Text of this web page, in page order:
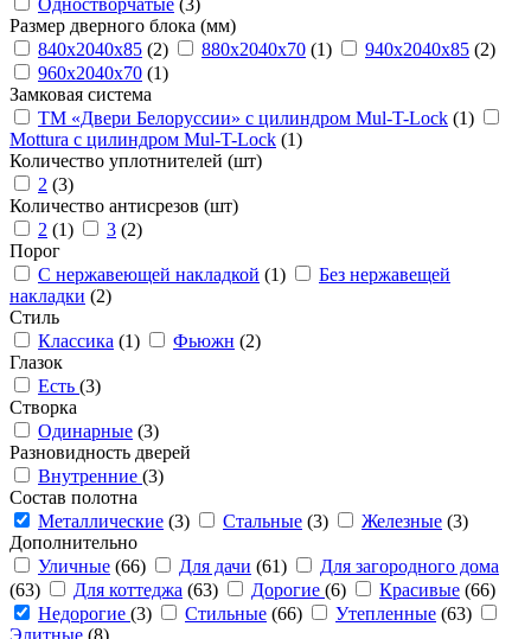
Одностворчатые (3)
Размер дверного блока (мм)
840x2040x85 (2) 880x2040x70 (1) 940x2040x85 (2)
960x2040x70 (1)
Замковая система
ТМ «Двери Белоруссии» с цилиндром Mul-T-Lock (1)
Mottura с цилиндром Mul-T-Lock (1)
Количество уплотнителей (шт)
2 (3)
Количество антисрезов (шт)
2 (1) 3 (2)
Порог
С нержавеющей накладкой (1)
Без нержавещей
накладки (2)
Стиль
Классика (1) Фьюжн (2)
Глазок
Есть (3)
Створка
Одинарные (3)
Разновидность дверей
Внутренние (3)
Состав полотна
Металлические (3) Стальные (3) Железные (3)
Дополнительно
Уличные (66) Для дачи (61)
Для загородного дома
(63)
Для коттеджа (63) Дорогие (6) Красивые (66)
Недорогие (3) Стильные (66) Утепленные (63)
Элитные (8)